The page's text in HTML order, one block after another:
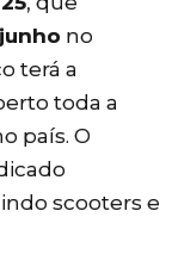
no
terá a
toda a
país. O
scooters e